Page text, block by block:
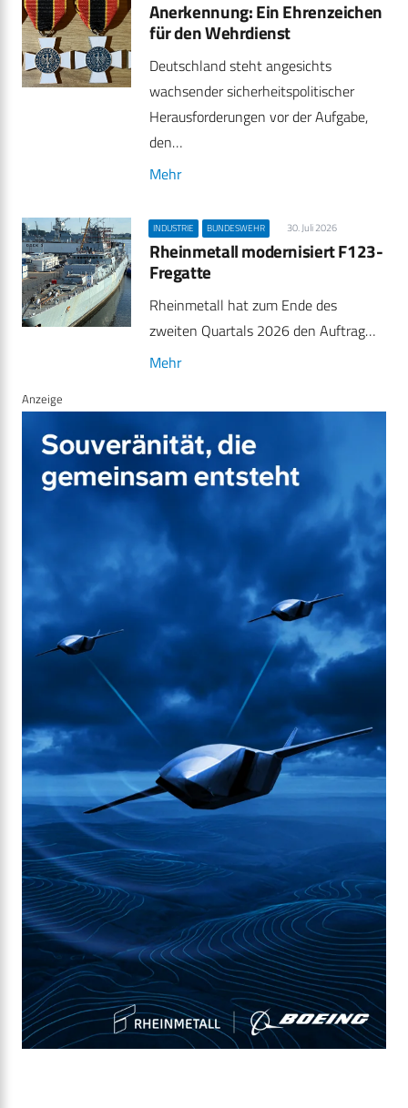
Anerkennung: Ein Ehrenzeichen
für den Wehrdienst
Deutschland steht angesichts
wachsender sicherheitspolitischer
Herausforderungen vor der Aufgabe,
den…
Mehr
INDUSTRIE BUNDESWEHR 30. Juli 2026
Rheinmetall modernisiert F123-
Fregatte
Rheinmetall hat zum Ende des
zweiten Quartals 2026 den Auftrag…
Mehr
Anzeige